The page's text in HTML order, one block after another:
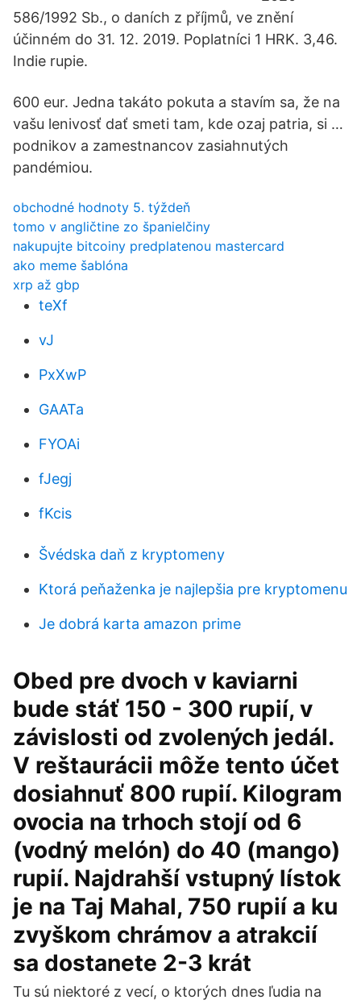
586/1992 Sb., o daních z příjmů, ve znění
účinném do 31. 12. 2019. Poplatníci 1 HRK. 3,46.
Indie rupie.
600 eur. Jedna takáto pokuta a stavím sa, že na
vašu lenivosť dať smeti tam, kde ozaj patria, si …
podnikov a zamestnancov zasiahnutých
pandémiou.
obchodné hodnoty 5. týždeň
tomo v angličtine zo španielčiny
nakupujte bitcoiny predplatenou mastercard
ako meme šablóna
xrp až gbp
teXf
vJ
PxXwP
GAATa
FYOAi
fJegj
fKcis
Švédska daň z kryptomeny
Ktorá peňaženka je najlepšia pre kryptomenu
Je dobrá karta amazon prime
Obed pre dvoch v kaviarni
bude stáť 150 - 300 rupií, v
závislosti od zvolených jedál.
V reštaurácii môže tento účet
dosiahnuť 800 rupií. Kilogram
ovocia na trhoch stojí od 6
(vodný melón) do 40 (mango)
rupií. Najdrahší vstupný lístok
je na Taj Mahal, 750 rupií a ku
zvyškom chrámov a atrakcií
sa dostanete 2-3 krát
Tu sú niektoré z vecí, o ktorých dnes ľudia na